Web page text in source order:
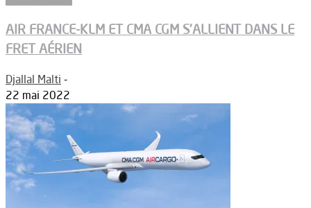
AIR FRANCE-KLM ET CMA CGM S’ALLIENT DANS LE
FRET AÉRIEN
Djallal Malti -
22 mai 2022